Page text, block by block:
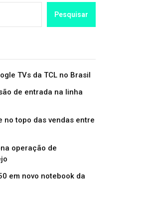
Pesquisar
TVs da TCL no Brasil
de entrada na linha
no topo das vendas entre
operação de
em novo notebook da